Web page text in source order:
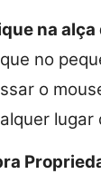
na
no
o